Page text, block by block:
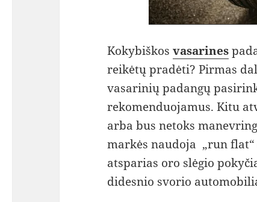
Kokybiškosvasarines
reikėtų pradėti? Pirmas
vasarinių padangų
rekomenduojamus. Kitu
arba bus netoks
markės naudoja „run
atsparias oro slėgio
didesnio svorio